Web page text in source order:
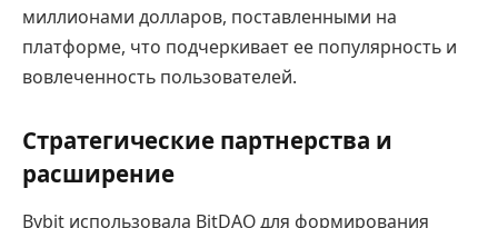
миллионами долларов, поставленными на
платформе, что подчеркивает ее популярность и
вовлеченность пользователей.
Стратегические партнерства и
расширение
Bybit использовала BitDAO для формирования